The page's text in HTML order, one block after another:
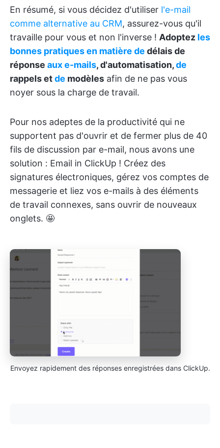
En résumé, si vous décidez d'utiliser l'e-mail
comme alternative au CRM, assurez-vous qu'il
travaille pour vous et non l'inverse ! Adoptez les
bonnes pratiques en matière de délais de
réponse aux e-mails, d'automatisation,de
rappels etde modèles afin de ne pas vous
noyer sous la charge de travail.
Pour nos adeptes de la productivité qui ne
supportent pas d'ouvrir et de fermer plus de 40
fils de discussion par e-mail, nous avons une
solution : Email in ClickUp ! Créez des
signatures électroniques, gérez vos comptes de
messagerie et liez vos e-mails à des éléments
de travail connexes, sans ouvrir de nouveaux
onglets. 🤩
Envoyez rapidement des réponses enregistrées dans ClickUp.